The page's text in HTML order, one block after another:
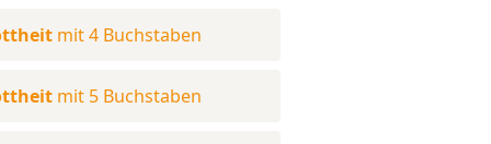
mit 4 Buchstaben
mit 5 Buchstaben